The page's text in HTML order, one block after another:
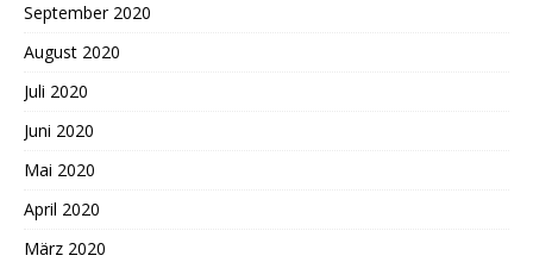
September 2020
August 2020
Juli 2020
Juni 2020
Mai 2020
April 2020
März 2020